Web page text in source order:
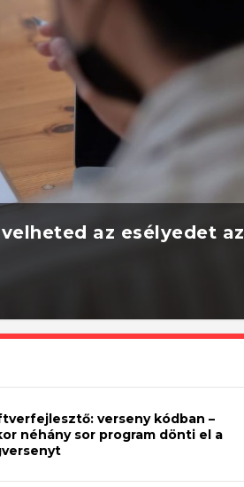
az esélyedet az
verseny kódban –
néhány sor program dönti el a